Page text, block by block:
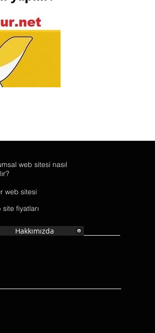
web sitesi nasıl
web sitesi
site fiyatları
Hakkımızda